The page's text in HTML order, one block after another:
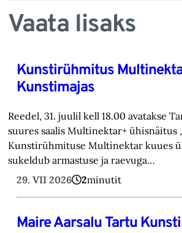
Vaata lisaks
Kunstirühmitus
Kunstimajas
Reedel, 31. juulil kell 18.00 avatakse
suures saalis Multinektar+ ühisnäitus
Kunstirühmituse Multinektar kuues
sukeldub armastuse ja raevuga…
29. VII 2026
2minutit
Maire Aarsalu Tartu